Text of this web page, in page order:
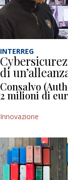
INTERREG
di
Consalvo
2 milioni di
Innovazione